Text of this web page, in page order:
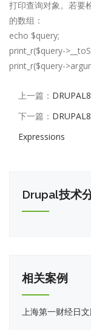
打印查询对象。若要
的数组：
echo $query;
print_r($query-
print_r($query-
上一篇：
下一篇：
Expressions
Drupal技术
相关案例
上海第一财经日